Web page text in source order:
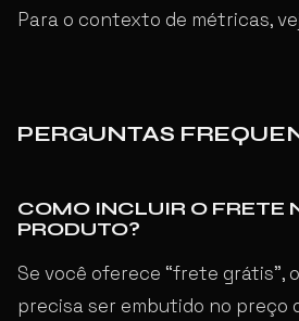
Para o contexto de métricas,
PERGUNTAS
COMO INCLUIR O FRETE
PRODUTO?
Se você oferece “frete grátis”,
precisa ser embutido no preço